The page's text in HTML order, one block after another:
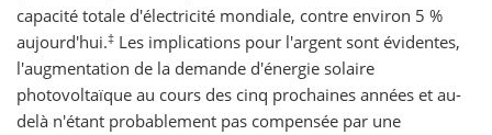
capacité totale d'électricité mondiale, contre environ 5 %
aujourd'hui.‡ Les implications pour l'argent sont évidentes,
l'augmentation de la demande d'énergie solaire
photovoltaïque au cours des cinq prochaines années et au-
delà n'étant probablement pas compensée par une